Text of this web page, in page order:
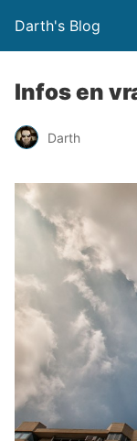
Darth's Blog
Infos en
Darth